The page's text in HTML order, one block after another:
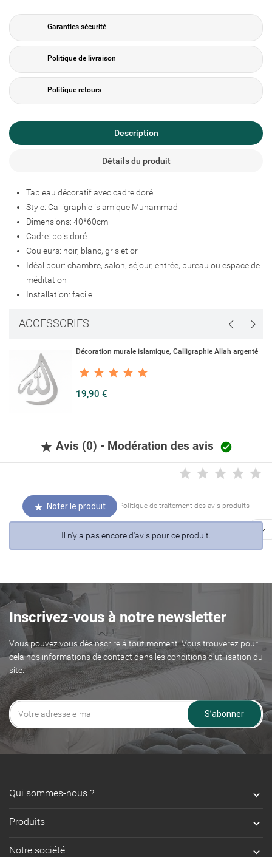
Garanties sécurité
Politique de livraison
Politique retours
Description
Détails du produit
Tableau décoratif avec cadre doré
Style: Calligraphie islamique Muhammad
Dimensions: 40*60cm
Cadre: bois doré
Couleurs: noir, blanc, gris et or
Idéal pour: chambre, salon, séjour, entrée, bureau ou espace de
méditation
Installation: facile
ACCESSORIES
Décoration murale islamique, Calligraphie Allah argenté
19,90 €
 Avis (0) - Modération des avis 
 Noter le produit Politique de traitement des avis produits

Il n'y a pas encore d'avis pour ce produit.
Inscrivez-vous à notre newsletter
Vous pouvez vous désinscrire à tout moment. Vous trouverez pour
cela nos informations de contact dans les conditions d'utilisation du
site.
S’abonner
Qui sommes-nous ? 
Produits 
Notre société 
Ajouter à ma liste d'envies
Créer une liste d'envies
Nom de la liste d'envies
Connexion
d'envies.
Connexion